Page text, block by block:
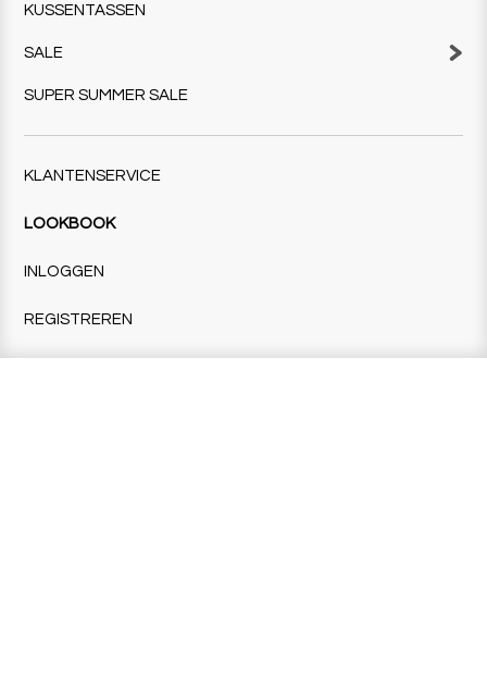
KUSSENTASSEN
SALE
SUPER SUMMER SALE
KLANTENSERVICE
LOOKBOOK
INLOGGEN
REGISTREREN